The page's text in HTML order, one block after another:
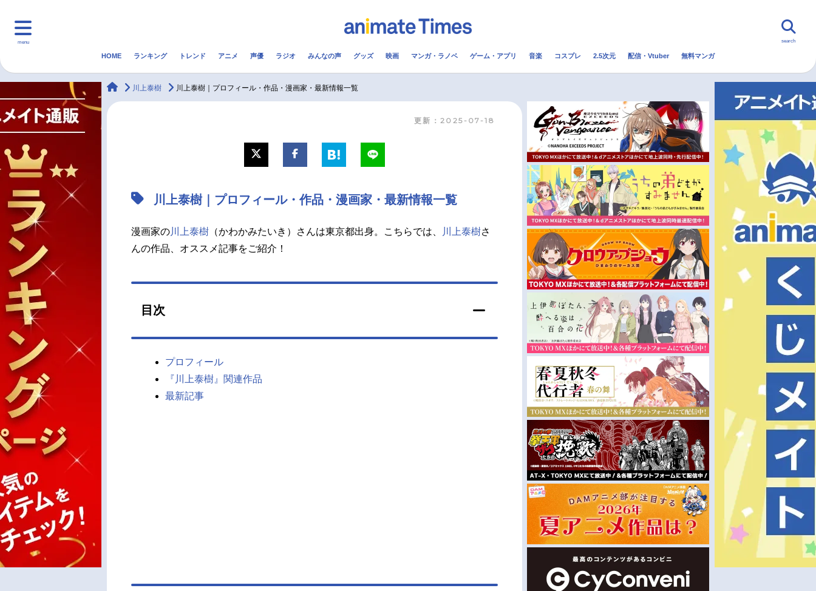
menu
マンガ・ラノベ 2.5次元 配信・Vtuber トレンド 無料マンガ
声優記事一覧
アニメ映画一覧
男性声優/女性声優一覧
今期アニメ曜日別一覧 秋アニメ
冬アニメ
FOLLOW US
search
HOME ランキング トレンド アニメ 声優 ラジオ みんなの声 グッズ 映画 マンガ・ラノベ ゲーム・アプリ 音楽 コスプレ 2.5次元 配信・Vtuber 無料マンガ
animateTimes
川上泰樹 川上泰樹｜プロフィール・作品・漫画家・最新情報一覧
更新：2025-07-18
川上泰樹｜プロフィール・作品・漫画家・最新情報一覧
漫画家の川上泰樹 （かわかみたいき）さんは東京都出身。こちらでは、 川上泰樹さ
んの作品、オススメ記事をご紹介！
目次
プロフィール
『川上泰樹』関連作品
最新記事